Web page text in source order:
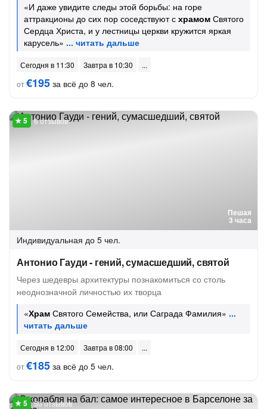
«И даже увидите следы этой борьбы: на горе
аттракционы до сих пор соседствуют с храмом Святого
Сердца Христа, и у лестницы церкви кружится яркая
карусель»
Сегодня в 11:30
Завтра в 10:30
от€195 за всё до 8 чел.
Пешая
3 часа
6 отзывов
Индивидуальная до 5 чел.
Антонио Гауди - гений, сумасшедший, святой
Через шедевры архитектуры познакомиться со столь
неоднозначной личностью их творца
«Храм Святого Семейства, или Саграда Фамилия»
Сегодня в 12:00
Завтра в 08:00
от€185 за всё до 5 чел.
56 отзывов